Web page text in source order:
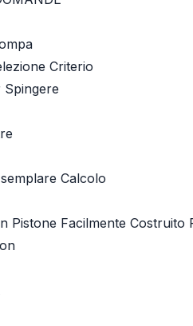
Criterio
Calcolo
Pistone Facilmente Costruito